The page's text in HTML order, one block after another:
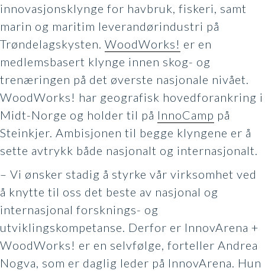
innovasjonsklynge for havbruk, fiskeri, samt
marin og maritim leverandørindustri på
Trøndelagskysten. WoodWorks! er en
medlemsbasert klynge innen skog- og
trenæringen på det øverste nasjonale nivået.
WoodWorks! har geografisk hovedforankring i
Midt-Norge og holder til på InnoCamp på
Steinkjer. Ambisjonen til begge klyngene er å
sette avtrykk både nasjonalt og internasjonalt.
– Vi ønsker stadig å styrke vår virksomhet ved
å knytte til oss det beste av nasjonal og
internasjonal forsknings- og
utviklingskompetanse. Derfor er InnovArena +
WoodWorks! er en selvfølge, forteller Andrea
Nogva, som er daglig leder på InnovArena. Hun